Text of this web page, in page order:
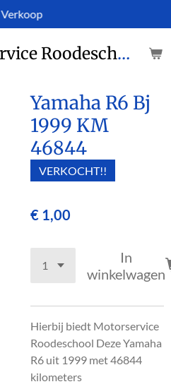
Motorservice Roodeschool
Verkoop
Yamaha R6 Bj
1999 KM
46844
VERKOCHT!!
€ 1,00
In
winkelwagen
Hierbij biedt Motorservice
Roodeschool Deze Yamaha
R6 uit 1999 met 46844
kilometers